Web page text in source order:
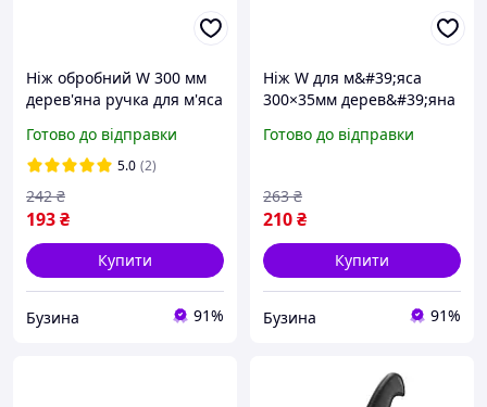
Ніж обробний W 300 мм
дерев'яна ручка для м'яса
Готово до відправки
5.0 (2)
193₴
242 ₴
Купити
Бузина 91%
Ніж W для м&#39;яса
300×35мм дерев&#39;яна
Готово до відправки
210₴
263 ₴
Купити
Бузина 91%